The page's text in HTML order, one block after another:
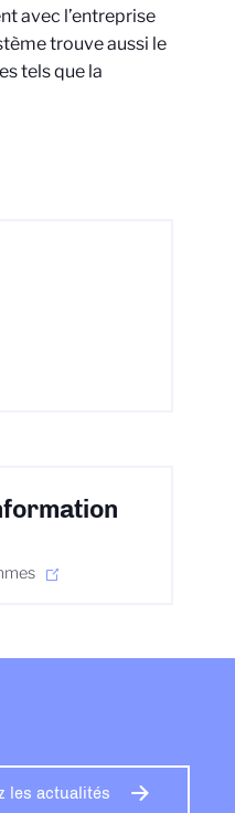
avec l’entreprise
trouve aussi le
tels que la
les actualités